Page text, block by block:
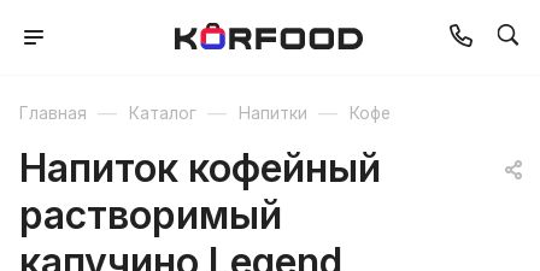
Главная — Каталог — Напитки — Кофе
Напиток кофейный
растворимый